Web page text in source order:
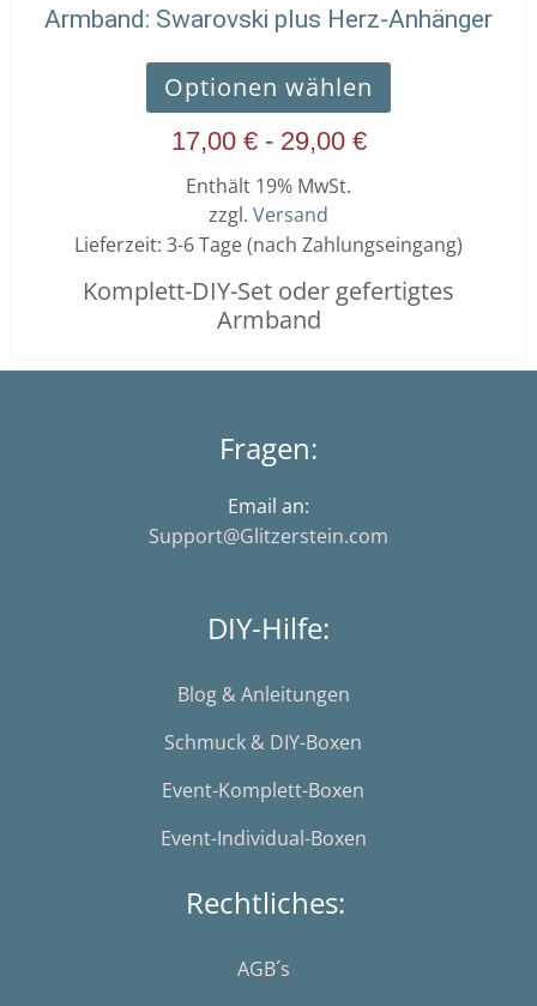
Armband: Swarovski plus Herz-Anhänger
Optionen wählen
17,00 €- 29,00 €
Enthält 19% MwSt.
zzgl. Versand
Lieferzeit: 3-6 Tage (nach Zahlungseingang)
Komplett-DIY-Set oder gefertigtes
Armband
Fragen:
Email an:
Support@Glitzerstein.com
DIY-Hilfe:
Blog & Anleitungen
Schmuck & DIY-Boxen
Event-Komplett-Boxen
Event-Individual-Boxen
Rechtliches:
AGB´s